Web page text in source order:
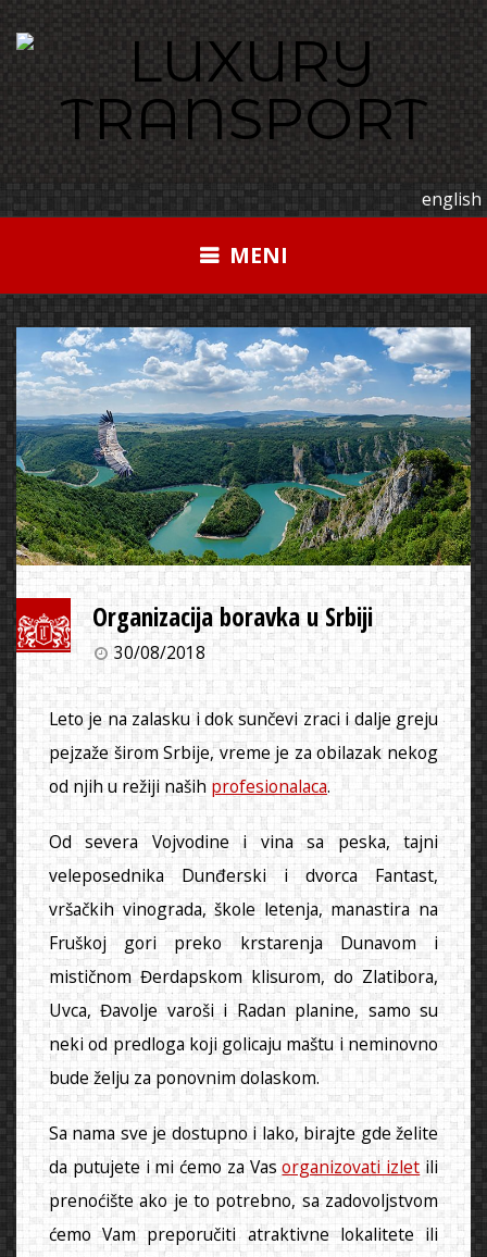
na
english
MENI
Organizacija boravka u Srbiji
30/08/2018
Leto je na zalasku i dok sunčevi zraci i dalje greju
pejzaže širom Srbije, vreme je za obilazak nekog
od njih u režiji naših profesionalaca.
Od severa Vojvodine i vina sa peska, tajni
veleposednika Dunđerski i dvorca Fantast,
vršačkih vinograda, škole letenja, manastira na
Fruškoj gori preko krstarenja Dunavom i
mističnom Đerdapskom klisurom, do Zlatibora,
Uvca, Đavolje varoši i Radan planine, samo su
neki od predloga koji golicaju maštu i neminovno
bude želju za ponovnim dolaskom.
Sa nama sve je dostupno i lako, birajte gde želite
da putujete i mi ćemo za Vasorganizovati izletili
prenoćište ako je to potrebno, sa zadovoljstvom
ćemo Vam preporučiti atraktivne lokalitete ili